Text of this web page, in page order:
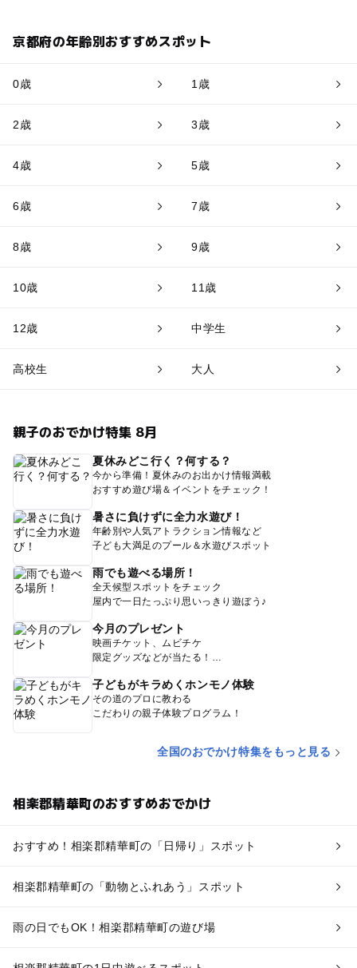
京都府の年齢別おすすめスポット
0歳 1歳
2歳 3歳
4歳 5歳
6歳 7歳
8歳 9歳
10歳 11歳
12歳 中学生
高校生 大人
親子のおでかけ特集 8月
夏休みどこ行く？何する？
今から準備！夏休みのお出かけ情報満載
おすすめ遊び場＆イベントをチェック！
暑さに負けずに全力水遊び！
年齢別や人気アトラクション情報など
子ども大満足のプール＆水遊びスポット
雨でも遊べる場所！
全天候型スポットをチェック
屋内で一日たっぷり思いっきり遊ぼう♪
今月のプレゼント
映画チケット、ムビチケ
限定グッズなどが当たる！
子どもがキラめくホンモノ体験
その道のプロに教わる
こだわりの親子体験プログラム！
全国のおでかけ特集をもっと見る
相楽郡精華町のおすすめおでかけ
おすすめ！相楽郡精華町の「日帰り」スポット
相楽郡精華町の「動物とふれあう」スポット
雨の日でもOK！相楽郡精華町の遊び場